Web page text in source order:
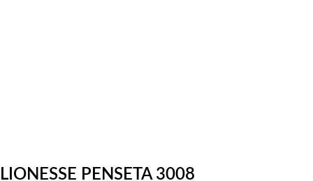
LIONESSE PENSETA 3008